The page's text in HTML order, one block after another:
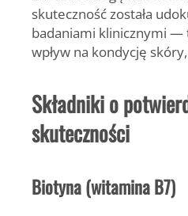
skuteczność została
badaniami klinicznymi —
wpływ na kondycję
Składniki o
skuteczności
Biotyna (witamina B7)